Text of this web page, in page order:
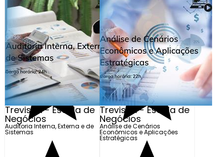
Trevisan - Escola de
Negócios
Auditoria Interna, Externa e de
Sistemas
Trevisan - Escola de
Negócios
Análise de Cenários
Econômicos e Aplicações
Estratégicas